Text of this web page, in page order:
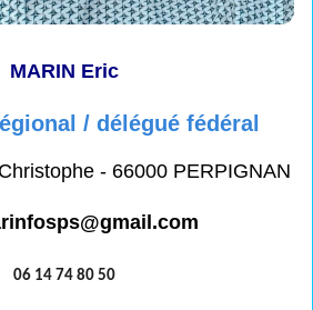
MARIN Eric
/ délégué fédéral
- 66000 PERPIGNAN
06 14 74 80 50